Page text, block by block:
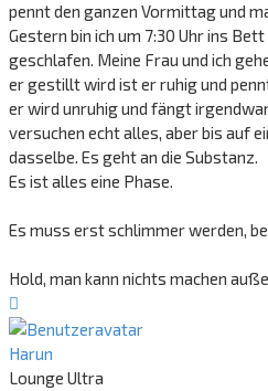
pennt den ganzen Vormittag und
Gestern bin ich um 7:30 Uhr ins
geschlafen. Meine Frau und ich
er gestillt wird ist er ruhig und
er wird unruhig und fängt
versuchen echt alles, aber bis auf
dasselbe. Es geht an die Substanz.
Es ist alles eine Phase.
Es muss erst schlimmer werden,
Hold, man kann nichts machen
oben
Harun
Lounge Ultra